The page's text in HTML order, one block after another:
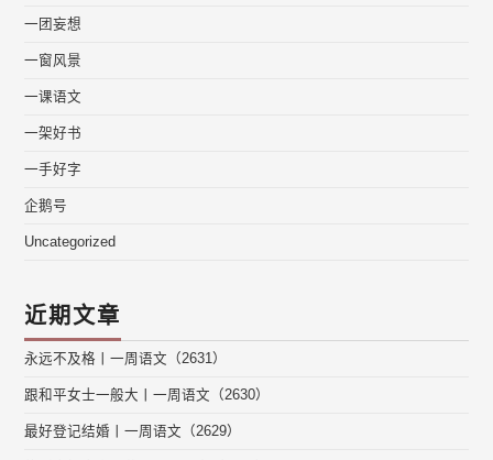
一团妄想
一窗风景
一课语文
一架好书
一手好字
企鹅号
Uncategorized
近期文章
永远不及格丨一周语文（2631）
跟和平女士一般大丨一周语文（2630）
最好登记结婚丨一周语文（2629）